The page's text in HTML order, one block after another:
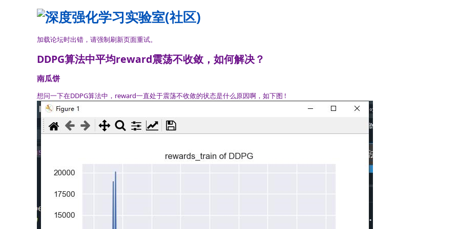
加载论坛时出错，请强制刷新页面重试。
DDPG算法中平均reward震荡不收敛，如何解决？
南瓜饼
想问一下在DDPG算法中，reward一直处于震荡不收敛的状态是什么原因啊，如下图 !